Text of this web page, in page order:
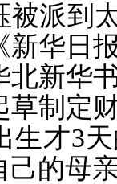
被派到
新华日
北新华
草制定
生才3
己的母